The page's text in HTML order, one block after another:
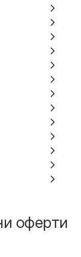
оферти